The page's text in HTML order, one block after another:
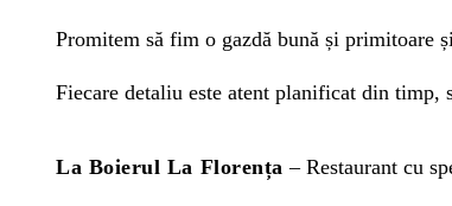
Promitem să fim o gazdă bună și primitoare
Fiecare detaliu este atent planificat din timp,
La Boierul La Florența – Restaurant cu